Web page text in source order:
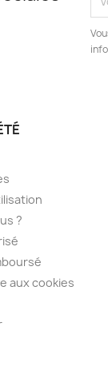
?
aux cookies